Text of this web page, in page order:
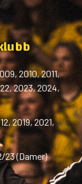
2010, 2011,
2023, 2024,
2019, 2021,
23 (Damer)